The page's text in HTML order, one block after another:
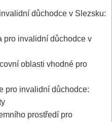
důchodce v Slezsku:
pro invalidní důchodce v
oblasti vhodné pro
pro invalidní důchodce:
prostředí pro